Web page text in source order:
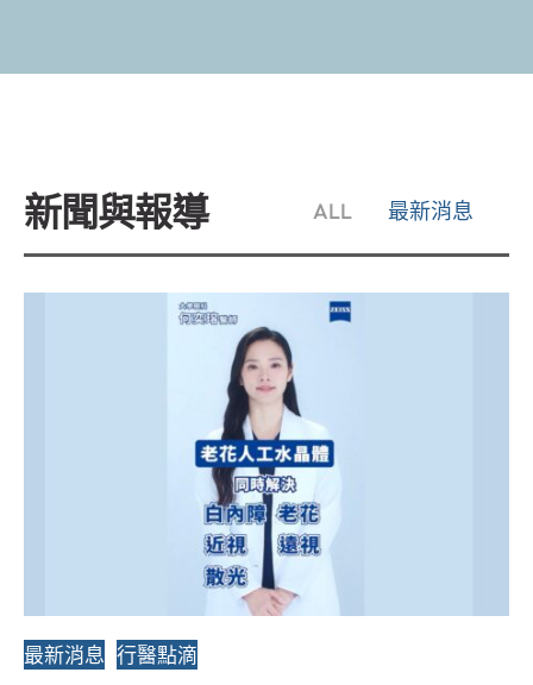
新聞與報導 ALL 最新消息
媒體報導 行醫點滴
最新消息 行醫點滴